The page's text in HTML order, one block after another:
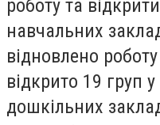
роботу та
навчальних
відновлено
відкрито 19 груп
дошкільних